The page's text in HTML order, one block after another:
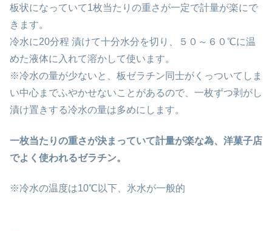
板状になっていて1枚当たりの重さが一定で計量が楽にで
きます。
冷水に20分程 漬けて十分水分を切り、５０～６０℃に温
めた液体に入れて溶かして使います。
※冷水の量が少ないと、板ゼラチン同士がくっついてしま
い中心までふやかせないことがあるので、一枚ずつ剥がし
漬け置きする冷水の量は多めにします。
一枚当たりの重さが決まっていて計量が楽な為、洋菓子店
でよく使われるゼラチン。
※冷水の温度は10℃以下、氷水が一般的